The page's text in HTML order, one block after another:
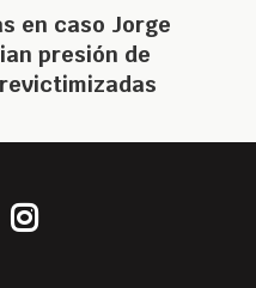
en caso Jorge
presión de